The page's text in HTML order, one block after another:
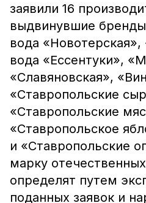
заявили 16
выдвинувшие
вода
вода «Ессентуки»,
«Славяновская»,
«Ставропольские
«Ставропольские
«Ставропольское
и «Ставропольские
марку
определят путем
поданных заявок и